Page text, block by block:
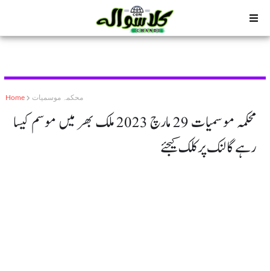
Home محکمہ موسمیات
محکمہ موسمیات 29 مارچ 2023 ملک بھر میں موسم کیسا
رہے گا لنک پر کلک کیجئے